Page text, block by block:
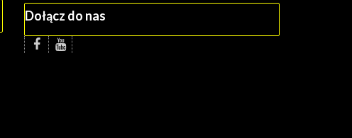
Dołącz do nas